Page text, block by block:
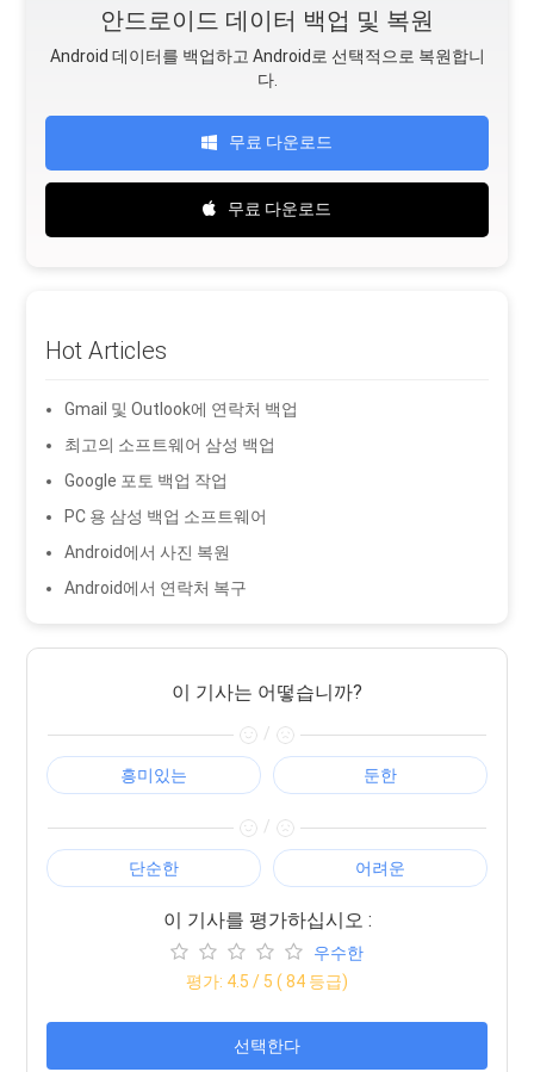
안드로이드 데이터 백업 및 복원
Android 데이터를 백업하고 Android로 선택적으로 복원합니
다.
무료 다운로드
무료 다운로드
Hot Articles
Gmail 및 Outlook에 연락처 백업
최고의 소프트웨어 삼성 백업
Google 포토 백업 작업
PC 용 삼성 백업 소프트웨어
Android에서 사진 복원
Android에서 연락처 복구
이 기사는 어떻습니까?
/
흥미있는 둔한
/
단순한 어려운
이 기사를 평가하십시오 :
우수한
평가: 4.5 / 5 ( 84 등급)
선택한다